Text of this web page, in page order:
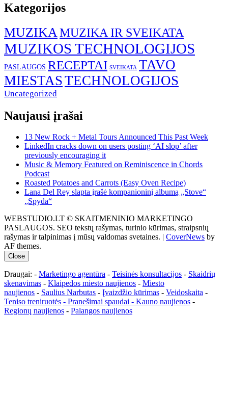
Kategorijos
MUZIKA MUZIKA IR SVEIKATA
MUZIKOS TECHNOLOGIJOS
PASLAUGOS RECEPTAI SVEIKATA TAVO
MIESTASTECHNOLOGIJOS
Uncategorized
Naujausi įrašai
13 New Rock + Metal Tours Announced This Past Week
LinkedIn cracks down on users posting ‘AI slop’ after
previously encouraging it
Music & Memory Featured on Reminiscence in Chords
Podcast
Roasted Potatoes and Carrots (Easy Oven Recipe)
Lana Del Rey slapta įrašė kompanioninį albumą „Stove“
„Spyda“
WEBSTUDIO.LT © SKAITMENINIO MARKETINGO
PASLAUGOS. SEO tekstų rašymas, turinio kūrimas, straipsnių
rašymas ir talpinimas į mūsų valdomas svetaines. | CoverNews by
AF themes.
Close
Draugai: - Marketingo agentūra - Teisinės konsultacijos - Skaidrių
skenavimas - Klaipedos miesto naujienos - Miesto
naujienos - Saulius Narbutas - Įvaizdžio kūrimas - Veidoskaita -
Teniso treniruotės - Pranešimai spaudai - Kauno naujienos -
Regionų naujienos - Palangos naujienos